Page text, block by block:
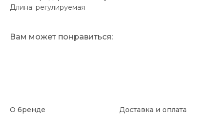
Длина: регулируемая
Вам может понравиться:
О бренде
Доставка и оплата